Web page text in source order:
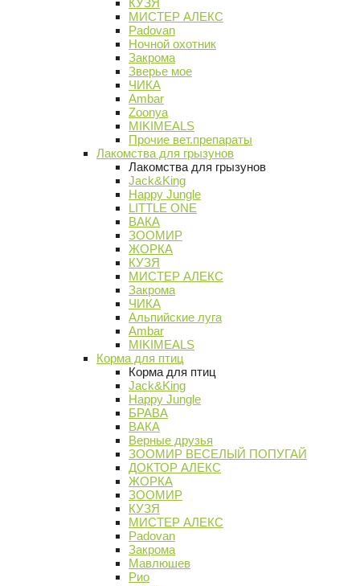
КУЗЯ
МИСТЕР АЛЕКС
Padovan
Ночной охотник
Закрома
Зверье мое
ЧИКА
Ambar
Zoonya
MIKIMEALS
Прочие вет.препараты
Лакомства для грызунов
Лакомства для грызунов
Jack&King
Happy Jungle
LITTLE ONE
ВАКА
ЗООМИР
ЖОРКА
КУЗЯ
МИСТЕР АЛЕКС
Закрома
ЧИКА
Альпийские луга
Ambar
MIKIMEALS
Корма для птиц
Корма для птиц
Jack&King
Happy Jungle
БРАВА
ВАКА
Верные друзья
ЗООМИР ВЕСЕЛЫЙ ПОПУГАЙ
ДОКТОР АЛЕКС
ЖОРКА
ЗООМИР
КУЗЯ
МИСТЕР АЛЕКС
Padovan
Закрома
Мавлюшев
Рио